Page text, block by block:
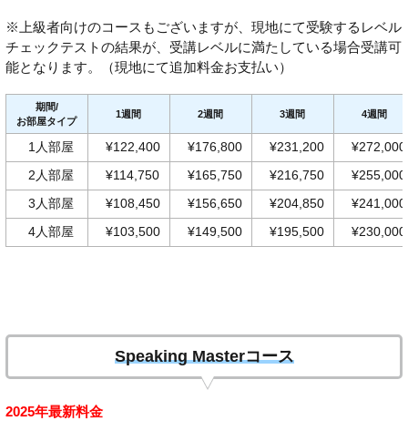
※上級者向けのコースもございますが、現地にて受験するレベル
チェックテストの結果が、受講レベルに満たしている場合受講可
能となります。（現地にて追加料金お支払い）
期間/
お部屋タイプ
1週間 2週間 3週間 4週間
1人部屋 ¥122,400 ¥176,800 ¥231,200 ¥272,000
2人部屋 ¥114,750 ¥165,750 ¥216,750 ¥255,000
3人部屋 ¥108,450 ¥156,650 ¥204,850 ¥241,000
4人部屋 ¥103,500 ¥149,500 ¥195,500 ¥230,000
Speaking Masterコース
2025年最新料金